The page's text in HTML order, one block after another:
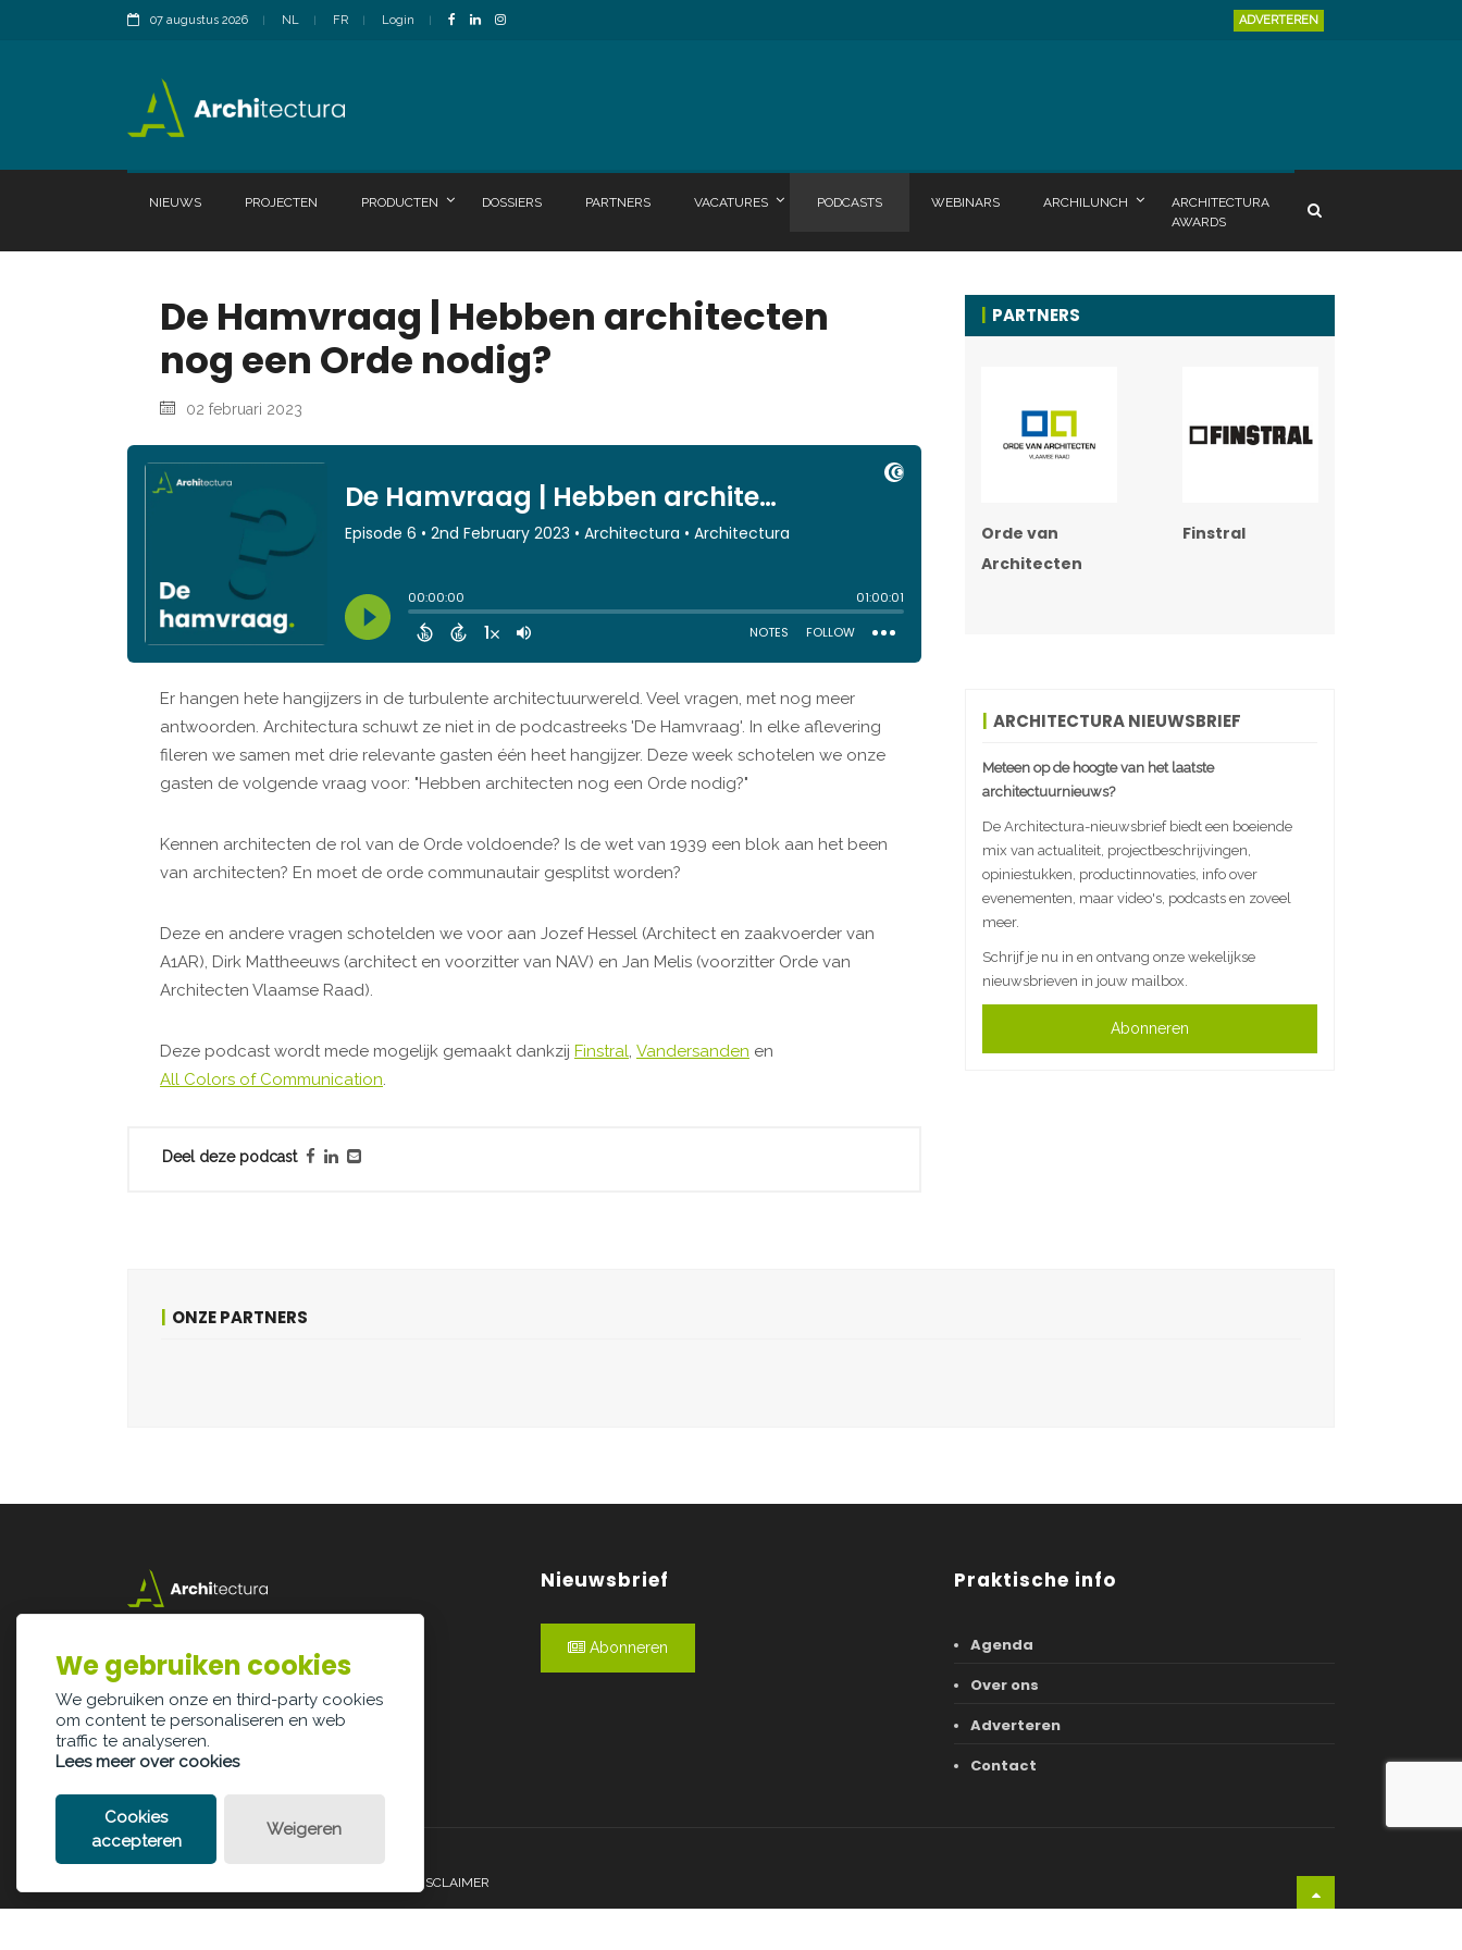
07 augustus 2026 NL FR Login ADVERTEREN
NIEUWS PROJECTEN PRODUCTEN DOSSIERS PARTNERS VACATURES PODCASTS WEBINARS ARCHILUNCH
ARCHITECTURA
AWARDS
De Hamvraag | Hebben architecten
nog een Orde nodig?
02 februari 2023
Er hangen hete hangijzers in de turbulente architectuurwereld. Veel vragen, met nog meer
antwoorden. Architectura schuwt ze niet in de podcastreeks 'De Hamvraag'. In elke aflevering
fileren we samen met drie relevante gasten één heet hangijzer. Deze week schotelen we onze
gasten de volgende vraag voor: "Hebben architecten nog een Orde nodig?"
Kennen architecten de rol van de Orde voldoende? Is de wet van 1939 een blok aan het been
van architecten? En moet de orde communautair gesplitst worden?
Deze en andere vragen schotelden we voor aan Jozef Hessel (Architect en zaakvoerder van
A1AR), Dirk Mattheeuws (architect en voorzitter van NAV) en Jan Melis (voorzitter Orde van
Architecten Vlaamse Raad).
Deze podcast wordt mede mogelijk gemaakt dankzij Finstral, Vandersanden en
All Colors of Communication.
Deel deze podcast
PARTNERS
Orde van
Architecten
Finstral
ARCHITECTURA NIEUWSBRIEF
Meteen op de hoogte van het laatste
architectuurnieuws?
De Architectura-nieuwsbrief biedt een boeiende
mix van actualiteit, projectbeschrijvingen,
opiniestukken, productinnovaties, info over
evenementen, maar video's, podcasts en zoveel
meer.
Schrijf je nu in en ontvang onze wekelijkse
nieuwsbrieven in jouw mailbox.
Abonneren
ONZE PARTNERS
3500 Hasselt
info@architectura.be
Nieuwsbrief
Abonneren
Praktische info
Agenda
Over ons
Adverteren
Contact
LEGAL DISCLAIMER
We gebruiken cookies
We gebruiken onze en third-party cookies
om content te personaliseren en web
traffic te analyseren.
Lees meer over cookies
Cookies
accepteren
Weigeren